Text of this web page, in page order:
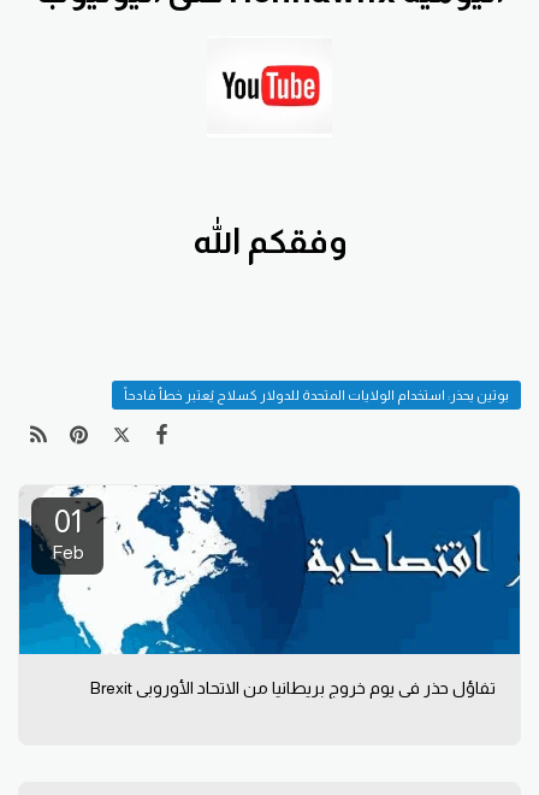
وفقكم الله
بوتين يحذر: استخدام الولايات المتحدة للدولار كسلاح يُعتبر خطأ فادحاً
01
Feb
تفاؤل حذر في يوم خروج بريطانيا من الاتحاد الأوروبي Brexit